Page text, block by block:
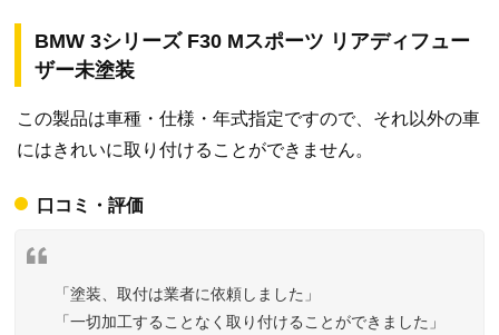
BMW 3シリーズ F30 Mスポーツ リアディフュー
ザー未塗装
この製品は車種・仕様・年式指定ですので、それ以外の車
にはきれいに取り付けることができません。
口コミ・評価
「塗装、取付は業者に依頼しました」
「一切加工することなく取り付けることができました」